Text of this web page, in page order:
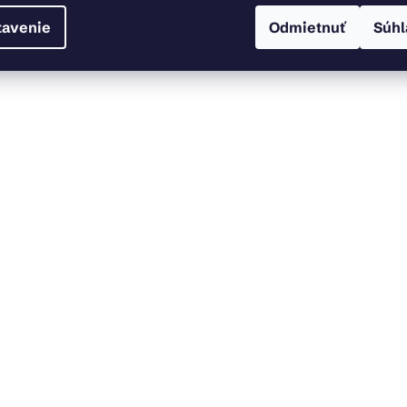
Odmietnuť